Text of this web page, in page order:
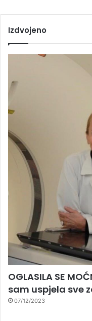
Izdvojeno
OGLASILA SE
sam uspjela sve
07/12/2023